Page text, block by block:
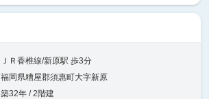
ＪＲ香椎線/新原駅 歩3分
福岡県糟屋郡須惠町大字新原
築32年 / 2階建